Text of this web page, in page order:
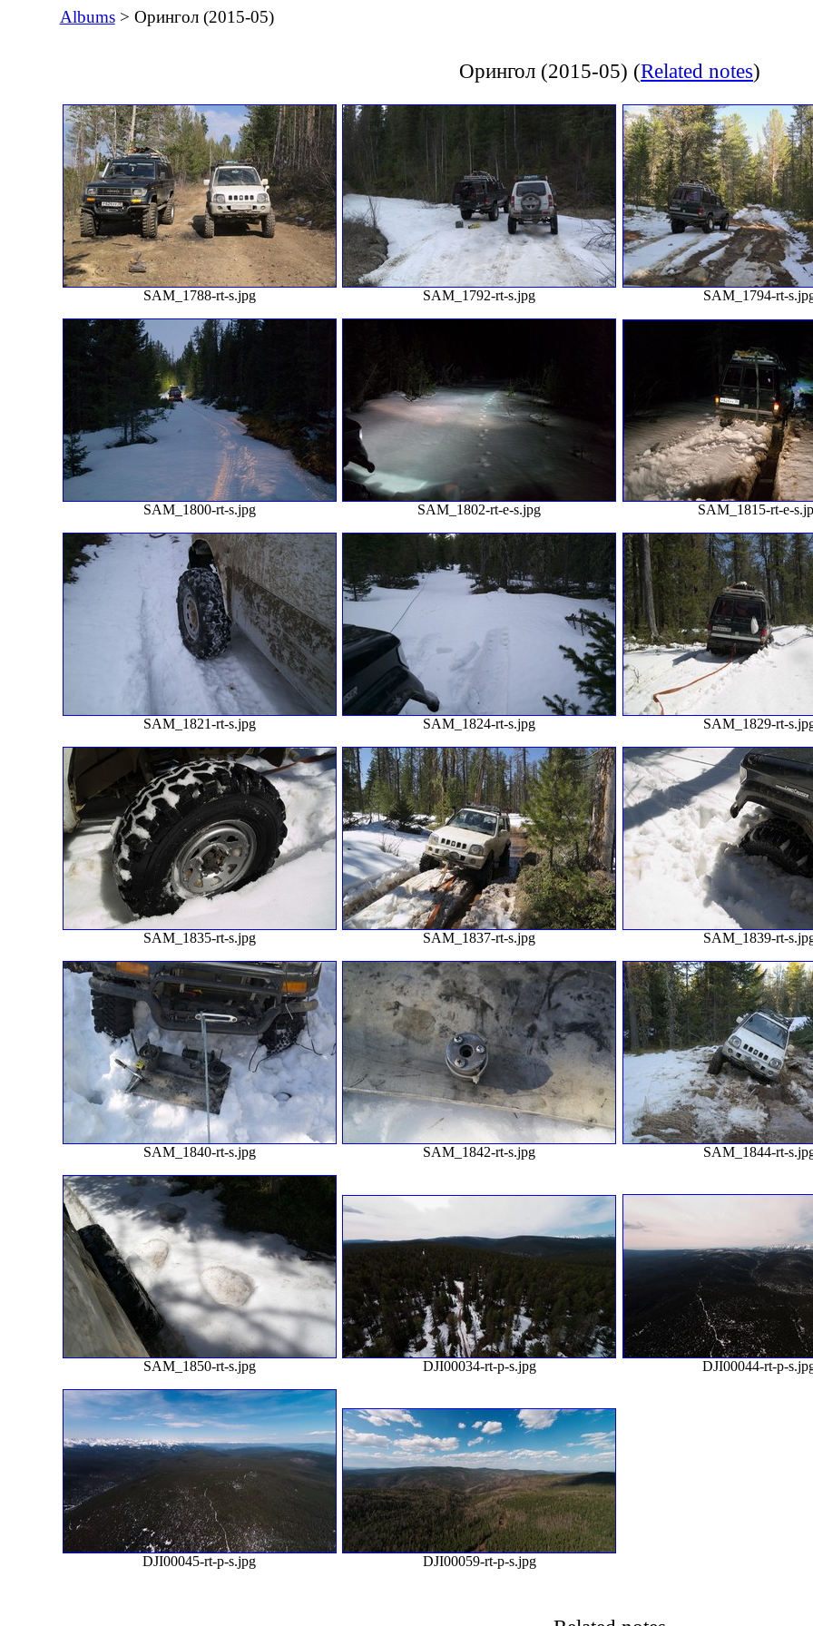
Albums> Орингол (2015-05)
Орингол (2015-05) (Related notes)
SAM_1788-rt-s.jpg SAM_1792-rt-s.jpg SAM_1794-rt-
SAM_1800-rt-s.jpg SAM_1802-rt-e-s.jpg SAM_1815-rt-e-
SAM_1821-rt-s.jpg SAM_1824-rt-s.jpg SAM_1829-rt-
SAM_1835-rt-s.jpg SAM_1837-rt-s.jpg SAM_1839-rt-
SAM_1840-rt-s.jpg SAM_1842-rt-s.jpg SAM_1844-rt-
SAM_1850-rt-s.jpg DJI00034-rt-p-s.jpg DJI00044-rt-p-
DJI00045-rt-p-s.jpg DJI00059-rt-p-s.jpg